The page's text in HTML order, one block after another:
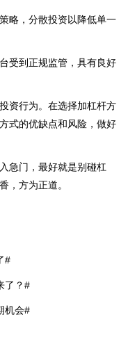
略，分散投资以降低单一
受到正规监管，具有良好
资行为。在选择加杠杆方
式的优缺点和风险，做好
急门，最好就是别碰杠
，方为正道。
#
了？#
机会#